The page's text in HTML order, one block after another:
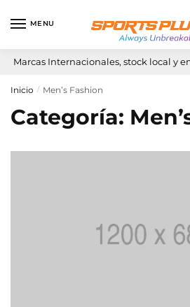
MENU
Marcas Internacionales, stock local y
Inicio / Men’s Fashion
Categoría: